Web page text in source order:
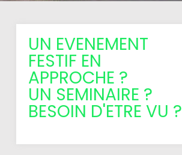
UN EVENEMENT
FESTIF EN
APPROCHE ?
UN SEMINAIRE ?
BESOIN D'ETRE VU ?